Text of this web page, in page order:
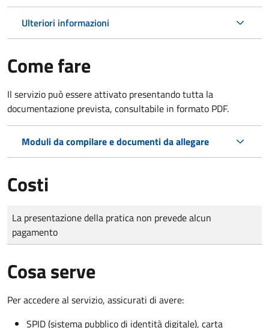
Ulteriori informazioni
Come fare
Il servizio può essere attivato presentando tutta la
documentazione prevista, consultabile in formato PDF.
Moduli da compilare e documenti da allegare
Costi
Tipo di pagamento
Importo
La presentazione della pratica non prevede alcun
pagamento
Cosa serve
Per accedere al servizio, assicurati di avere:
SPID (sistema pubblico di identità digitale), carta